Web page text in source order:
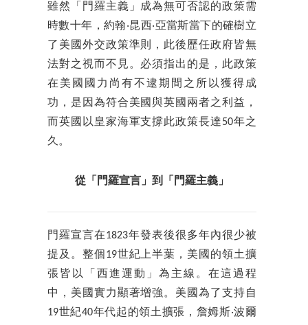
雖然「門羅主義」成為無可否認的政策需
時數十年，約翰‧昆西‧亞當斯當下的確樹立
了美國外交政策準則，此後歷任政府皆無
法對之視而不見。必須指出的是，此政策
在美國國力尚有不逮期間之所以獲得成
功，是因為符合美國與英國兩者之利益，
而英國以皇家海軍支撐此政策長達50年之
久。
從「門羅宣言」到「門羅主義」
門羅宣言在1823年發表後很多年內很少被
提及。整個19世紀上半葉，美國的領土擴
張皆以「西進運動」為主線。在這過程
中，美國實力顯著增強。美國為了支持自
19世紀40年代起的領土擴張，詹姆斯‧波爾